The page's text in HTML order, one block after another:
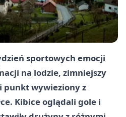
sportowych emocji
na lodzie, zimniejszy
punkt wywieziony z
Kibice oglądali gole i